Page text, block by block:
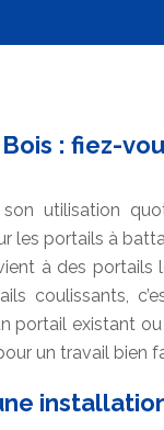
: fiez-
utilisation
les portails à
à des portails
coulissants,
portail existant
un travail bien